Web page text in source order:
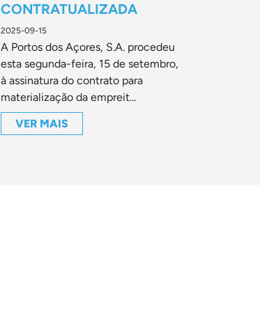
CONTRATUALIZADA
2025-09-15
A Portos dos Açores, S.A. procedeu
esta segunda-feira, 15 de setembro,
à assinatura do contrato para
materialização da empreit...
VER MAIS